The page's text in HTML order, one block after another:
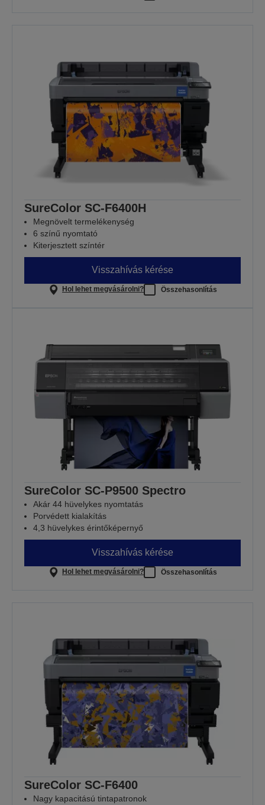
SureColor SC-F6400H
Megnövelt termelékenység
6 színű nyomtató
Kiterjesztett színtér
Visszahívás kérése
Hol lehet megvásárolni? Összehasonlítás
SureColor SC-P9500 Spectro
Akár 44 hüvelykes nyomtatás
Porvédett kialakítás
4,3 hüvelykes érintőképernyő
Visszahívás kérése
Hol lehet megvásárolni? Összehasonlítás
SureColor SC-F6400
Nagy kapacitású tintapatronok